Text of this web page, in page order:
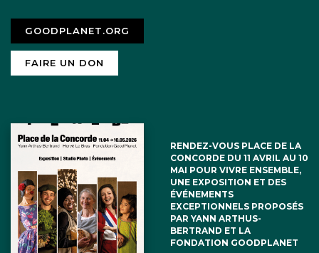
GOODPLANET.ORG
FAIRE UN DON
RENDEZ-VOUS PLACE DE LA
CONCORDE DU 11 AVRIL AU 10
MAI POUR VIVRE ENSEMBLE,
UNE EXPOSITION ET DES
ÉVÉNEMENTS
EXCEPTIONNELS PROPOSÉS
PAR YANN ARTHUS-
BERTRAND ET LA
FONDATION GOODPLANET